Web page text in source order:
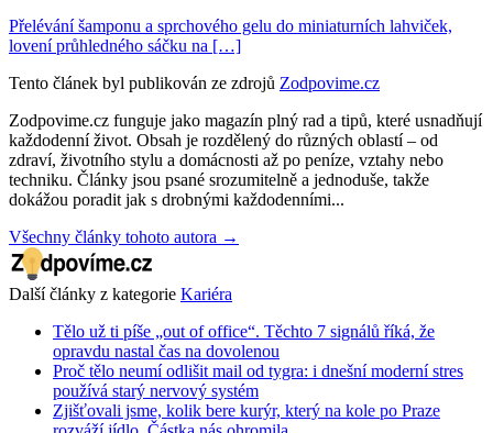
Přelévání šamponu a sprchového gelu do miniaturních lahviček,
lovení průhledného sáčku na […]
Tento článek byl publikován ze zdrojů Zodpovime.cz
Zodpovime.cz funguje jako magazín plný rad a tipů, které usnadňují
každodenní život. Obsah je rozdělený do různých oblastí – od
zdraví, životního stylu a domácnosti až po peníze, vztahy nebo
techniku. Články jsou psané srozumitelně a jednoduše, takže
dokážou poradit jak s drobnými každodenními...
Všechny články tohoto autora →
Další články z kategorie Kariéra
Tělo už ti píše „out of office“. Těchto 7 signálů říká, že
opravdu nastal čas na dovolenou
Proč tělo neumí odlišit mail od tygra: i dnešní moderní stres
používá starý nervový systém
Zjišťovali jsme, kolik bere kurýr, který na kole po Praze